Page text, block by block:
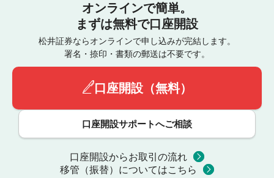
オンラインで簡単。
まずは無料で口座開設
松井証券ならオンラインで申し込みが完結します。
署名・捺印・書類の郵送は不要です。
口座開設（無料）
口座開設サポートへご相談
口座開設からお取引の流れ
移管（振替）についてはこちら